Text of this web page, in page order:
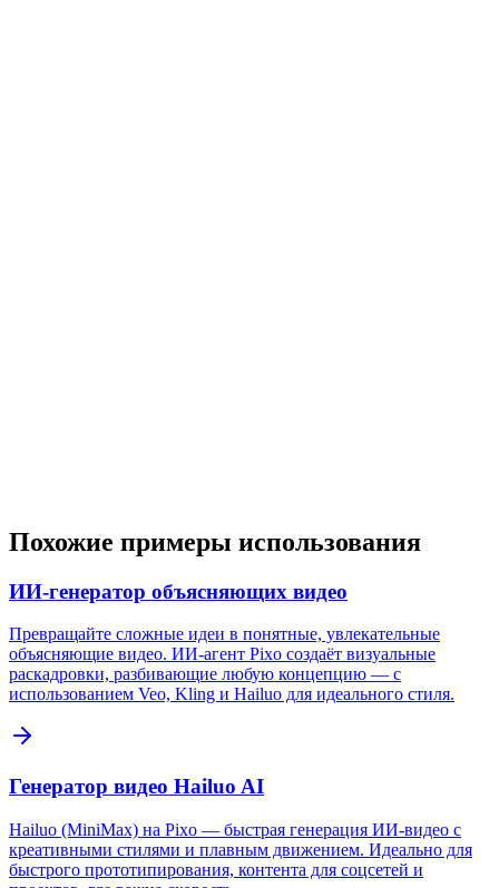
Похожие примеры использования
ИИ-генератор объясняющих видео
Превращайте сложные идеи в понятные, увлекательные
объясняющие видео. ИИ-агент Pixo создаёт визуальные
раскадровки, разбивающие любую концепцию — с
использованием Veo, Kling и Hailuo для идеального стиля.
Генератор видео Hailuo AI
Hailuo (MiniMax) на Pixo — быстрая генерация ИИ-видео с
креативными стилями и плавным движением. Идеально для
быстрого прототипирования, контента для соцсетей и